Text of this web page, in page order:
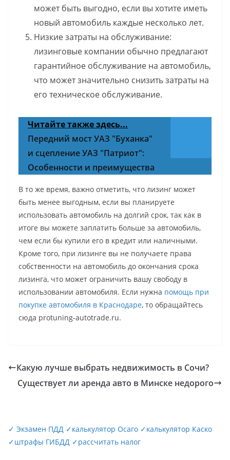
может быть выгодно, если вы хотите иметь
новый автомобиль каждые несколько лет.
Низкие затраты на обслуживание:
лизинговые компании обычно предлагают
гарантийное обслуживание на автомобиль,
что может значительно снизить затраты на
его техническое обслуживание.
Читайте также здесь...
Передний мост УАЗ "Буханка"
и сцепление УАЗ "Патриот":
Особенности и преимущества
В то же время, важно отметить, что лизинг может
быть менее выгодным, если вы планируете
использовать автомобиль на долгий срок, так как в
итоге вы можете заплатить больше за автомобиль,
чем если бы купили его в кредит или наличными.
Кроме того, при лизинге вы не получаете права
собственности на автомобиль до окончания срока
лизинга, что может ограничить вашу свободу в
использовании автомобиля. Если нужна помощь при
покупке автомобиля в Краснодаре, то обращайтесь
сюда protuning-autotrade.ru.
Какую лучше выбрать недвижимость в Сочи?
Существует ли аренда авто в Минске недорого
✓ Экзамен ПДД ✓калькулятор Осаго ✓калькулятор Каско
✓штрафы ГИБДД ✓рассчитать налог